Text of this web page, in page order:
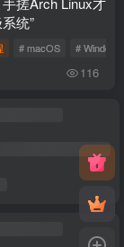
统”
# macOS #
116